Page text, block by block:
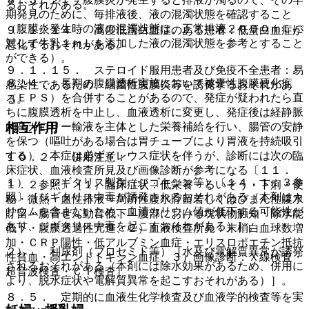
るおそれがある。
９．１．１４． 高度低蛋白血症のある患者：低蛋白血症が
悪化するおそれがある。
９．１．１５． ステロイド服用患者及び免疫不全患者：易
感染性であるため、細菌性腹膜炎等を誘発するおそれがあ
る。
相互作用
１０．２． 併用注意：
１）． ジギタリス製剤（ジゴキシン等）〔１４．１．３参
照〕［ジギタリス中毒が誘発されるおそれがある（本剤はカ
リウムを含まないため、血清カリウム値が低下する可能性が
あり、ジギタリス中毒を起こすおそれがある）］。
２）． 利尿剤（フロセミド等）［水及び電解質異常が誘発
されるおそれがある（本剤には除水効果があるため、併用に
より、脱水症状や電解質異常を起こすおそれがある）］。
期発見のために、毎排液後、液の混濁状態を確認すること
（腹膜炎発生時の液の混濁状態は、正常排液２０００ｍＬに
対して牛乳１ｍＬを添加した液の混濁状態を参考とすること
ができる）。
８．４． 長期の腹膜透析実施において被嚢性腹膜硬化症
（ＥＰＳ）を合併することがあるので、発症が疑われたら直
ちに腹膜透析を中止し、血液透析に変更し、発症後は経静脈
的高カロリー輸液を主体とした栄養補給を行い、腸管の安静
を保つ（嘔吐がある場合は胃チューブにより胃液を持続吸引
する）、本症は必ずイレウス症状を伴うが、診断には次の臨
床症状、血液検査所見及び画像診断が参考になる〔１１．
１．２参照〕［１）臨床症状：低栄養・るいそう・下痢・便
秘・微熱・血性排液・局所性腹水貯留若しくはびまん性腹水
貯留・腸管ぜん動音低下・腹部における塊状物触知・除水能
低下・腹膜透過性亢進、２）血液検査所見：末梢白血球数増
加・ＣＲＰ陽性・低アルブミン血症・エリスロポエチン抵抗
性貧血・高エンドトキシン血症、３）画像診断：Ｘ線検査・
超音波検査・ＣＴ検査］。
８．５． 定期的に血液生化学検査及び血液学的検査等を実